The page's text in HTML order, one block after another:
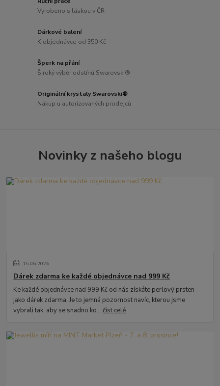
Vyrobeno s láskou v ČR
Dárkové balení
K objednávce od 350 Kč
Šperk na přání
Široký výběr odstínů Swarovski®
Originální krystaly Swarovski®
Nákup u autorizovaných prodejců
Novinky z našeho blogu
15.06.2026
Dárek zdarma ke každé objednávce nad 999 Kč
Ke každé objednávce nad 999 Kč od nás získáte perlový prsten
jako dárek zdarma. Je to jemná pozornost navíc, kterou jsme
vybrali tak, aby se snadno ko...číst celé